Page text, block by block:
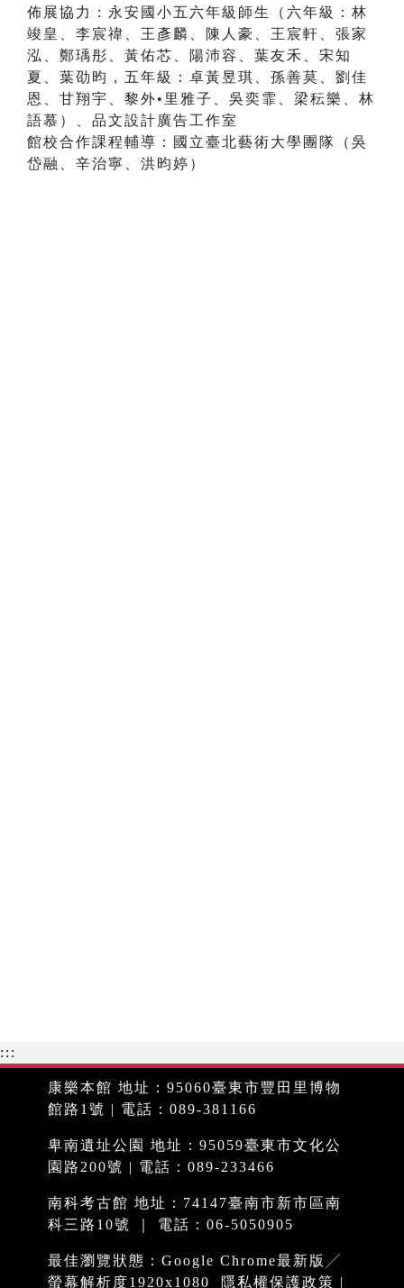
佈展協力：永安國小五六年級師生（六年級：林
竣皇、李宸禕、王彥麟、陳人豪、王宸軒、張家
泓、鄭瑀彤、黃佑芯、陽沛容、葉友禾、宋知
夏、葉劭昀，五年級：卓黃昱琪、孫善莫、劉佳
恩、甘翔宇、黎外•里雅子、吳奕霏、梁秐樂、林
語慕）、品文設計廣告工作室
館校合作課程輔導：國立臺北藝術大學團隊（吳
岱融、辛治寧、洪昀婷）
:::
康樂本館 地址：95060臺東市豐田里博物
館路1號 | 電話：089-381166
卑南遺址公園 地址：95059臺東市文化公
園路200號 | 電話：089-233466
南科考古館 地址：74147臺南市新市區南
科三路10號 ｜ 電話：06-5050905
最佳瀏覽狀態：Google Chrome最新版╱
螢幕解析度1920x1080
隱私權保護政策 |